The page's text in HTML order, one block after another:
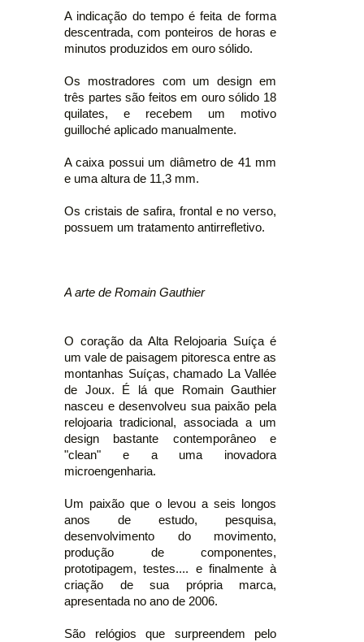
A indicação do tempo é feita de forma
descentrada, com ponteiros de horas e
minutos produzidos em ouro sólido.
Os mostradores com um design em
três partes são feitos em ouro sólido 18
quilates, e recebem um motivo
guilloché aplicado manualmente.
A caixa possui um diâmetro de 41 mm
e uma altura de 11,3 mm.
Os cristais de safira, frontal e no verso,
possuem um tratamento antirrefletivo.
A arte de Romain Gauthier
O coração da Alta Relojoaria Suíça é
um vale de paisagem pitoresca entre as
montanhas Suíças, chamado La Vallée
de Joux. É lá que Romain Gauthier
nasceu e desenvolveu sua paixão pela
relojoaria tradicional, associada a um
design bastante contemporâneo e
"clean" e a uma inovadora
microengenharia.
Um paixão que o levou a seis longos
anos de estudo, pesquisa,
desenvolvimento do movimento,
produção de componentes,
prototipagem, testes.... e finalmente à
criação de sua própria marca,
apresentada no ano de 2006.
São relógios que surpreendem pelo